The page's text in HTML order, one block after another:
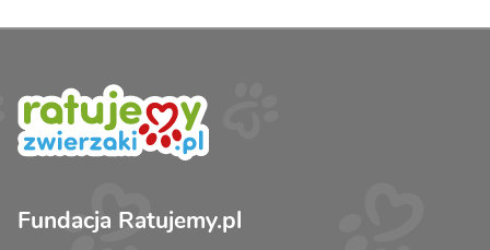
Fundacja Ratujemy.pl